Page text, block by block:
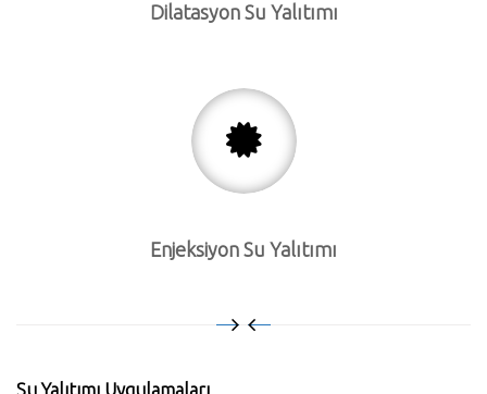
Dilatasyon Su Yalıtımı
Enjeksiyon Su Yalıtımı
Su Yalıtımı Uygulamaları